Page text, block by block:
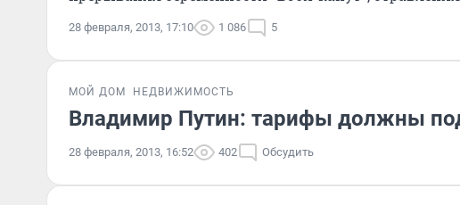
28 февраля, 2013, 17:10 1 086 5
МОЙ ДОМ НЕДВИЖИМОСТЬ
Владимир Путин: тарифы должны
28 февраля, 2013, 16:52 402 Обсудить